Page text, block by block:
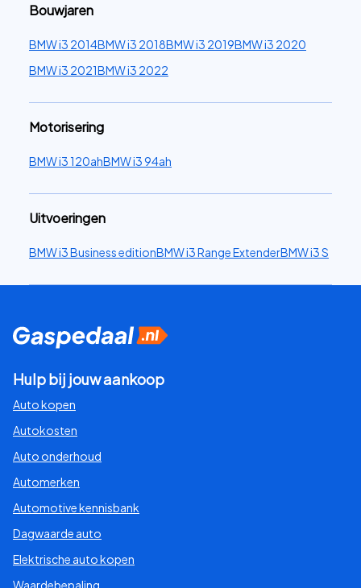
Bouwjaren
BMW i3 2014BMW i3 2018BMW i3 2019BMW i3 2020
BMW i3 2021BMW i3 2022
Motorisering
BMW i3 120ahBMW i3 94ah
Uitvoeringen
BMW i3 Business editionBMW i3 Range ExtenderBMW i3 S
Hulp bij jouw aankoop
Auto kopen
Autokosten
Auto onderhoud
Automerken
Automotive kennisbank
Dagwaarde auto
Elektrische auto kopen
Waardebepaling